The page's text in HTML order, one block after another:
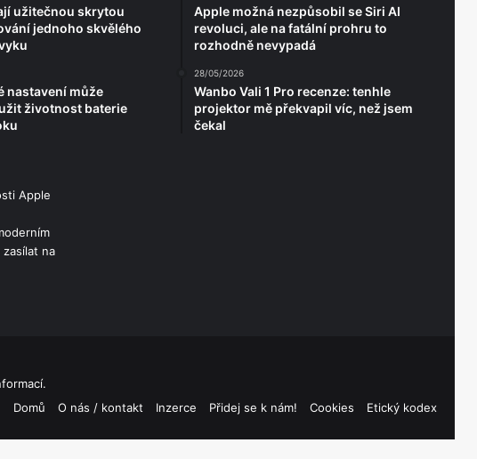
užitečnou skrytou
jednoho skvělého
nastavení může
životnost baterie
Apple možná nezpůsobil se Siri AI
revoluci, ale na fatální prohru to
rozhodně nevypadá
28/05/2026
Wanbo Vali 1 Pro recenze: tenhle
projektor mě překvapil víc, než jsem
čekal
Apple
na
Domů
O nás / kontakt Inzerce Přidej se k nám! Cookies Etický kodex
RSS